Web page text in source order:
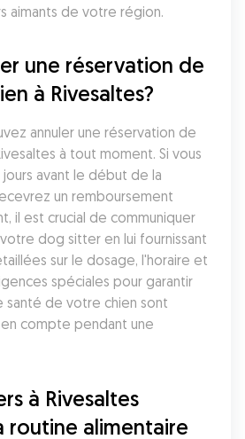
aimants de votre région.
une réservation de
à Rivesaltes?
à tout moment. Si vous
jours avant le début de la
un remboursement
il est crucial de communiquer
dog sitter en lui fournissant
sur le dosage, l'horaire et
spéciales pour garantir
santé de votre chien sont
compte pendant une
à Rivesaltes
routine alimentaire